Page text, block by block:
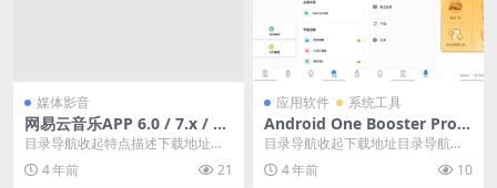
媒体影音
网易云音乐APP 6.0 / 7.x / 8.
x 大喇叭β_3.5.1
目录导航收起特点描述下载地址目
录导航收起特点描述下载地址网易
云音乐歌单数量大、种...
4 年前 21
应用软件 系统工具
Android One Booster Pro v
2.0.1.0 会员修改版
目录导航收起下载地址目录导航收
起下载地址One Booster是一个强
大的手机加...
4 年前 10